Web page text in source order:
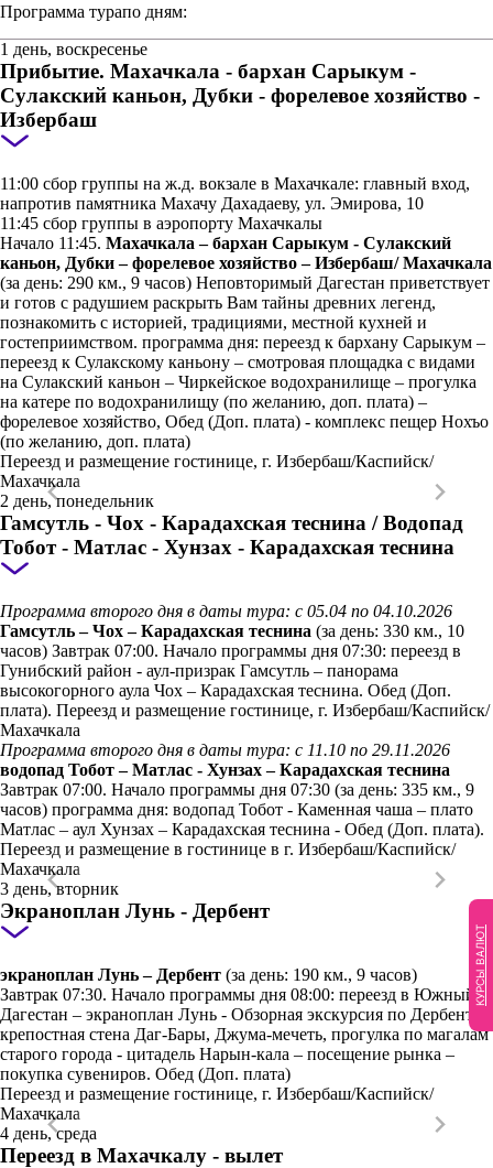
Программа турапо дням:
1 день, воскресенье
Прибытие. Махачкала - бархан Сарыкум -
Сулакский каньон, Дубки - форелевое хозяйство -
Избербаш
11:00 сбор группы на ж.д. вокзале в Махачкале: главный вход,
напротив памятника Махачу Дахадаеву, ул. Эмирова, 10
11:45 сбор группы в аэропорту Махачкалы
Начало 11:45. Махачкала – бархан Сарыкум - Сулакский
каньон, Дубки – форелевое хозяйство – Избербаш/ Махачкала
(за день: 290 км., 9 часов) Неповторимый Дагестан приветствует
и готов с радушием раскрыть Вам тайны древних легенд,
познакомить с историей, традициями, местной кухней и
гостеприимством. программа дня: переезд к бархану Сарыкум –
переезд к Сулакскому каньону – смотровая площадка с видами
на Сулакский каньон – Чиркейское водохранилище – прогулка
на катере по водохранилищу (по желанию, доп. плата) –
форелевое хозяйство, Обед (Доп. плата) - комплекс пещер Нохъо
(по желанию, доп. плата)
Переезд и размещение гостинице, г. Избербаш/Каспийск/
Махачкала
2 день, понедельник
Гамсутль - Чох - Карадахская теснина / Водопад
Тобот - Матлас - Хунзах - Карадахская теснина
Программа второго дня в даты тура: с 05.04 по 04.10.2026
Гамсутль – Чох – Карадахская теснина (за день: 330 км., 10
часов) Завтрак 07:00. Начало программы дня 07:30: переезд в
Гунибский район - аул-призрак Гамсутль – панорама
высокогорного аула Чох – Карадахская теснина. Обед (Доп.
плата). Переезд и размещение гостинице, г. Избербаш/Каспийск/
Махачкала
Программа второго дня в даты тура: с 11.10 по 29.11.2026
водопад Тобот – Матлас - Хунзах – Карадахская теснина
Завтрак 07:00. Начало программы дня 07:30 (за день: 335 км., 9
часов) программа дня: водопад Тобот - Каменная чаша – плато
Матлас – аул Хунзах – Карадахская теснина - Обед (Доп. плата).
Переезд и размещение в гостинице в г. Избербаш/Каспийск/
Махачкала
3 день, вторник
Экраноплан Лунь - Дербент
экраноплан Лунь – Дербент (за день: 190 км., 9 часов)
Завтрак 07:30. Начало программы дня 08:00: переезд в Южный
Дагестан – экраноплан Лунь - Обзорная экскурсия по Дербенту:
крепостная стена Даг-Бары, Джума-мечеть, прогулка по магалам
старого города - цитадель Нарын-кала – посещение рынка –
покупка сувениров. Обед (Доп. плата)
Переезд и размещение гостинице, г. Избербаш/Каспийск/
Махачкала
4 день, среда
Переезд в Махачкалу - вылет
КУРСЫ ВАЛЮТ